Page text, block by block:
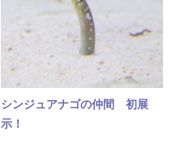
シンジュアナゴの仲間 初展
示！